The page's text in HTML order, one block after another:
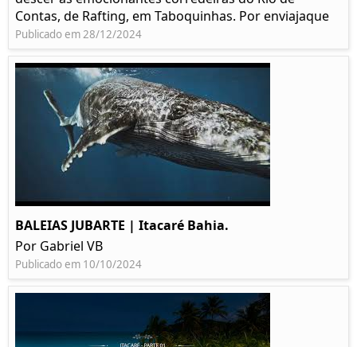
Contas, de Rafting, em Taboquinhas. Por enviajaque
Publicado em 28/12/2024
BALEIAS JUBARTE | Itacaré Bahia.
Por Gabriel VB
Publicado em 10/10/2024